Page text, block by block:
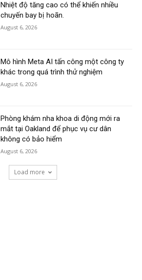
Nhiệt độ tăng cao có thể khiến nhiều
chuyến bay bị hoãn.
August 6, 2026
Mô hình Meta AI tấn công một công ty
khác trong quá trình thử nghiệm
August 6, 2026
Phòng khám nha khoa di động mới ra
mắt tại Oakland để phục vụ cư dân
không có bảo hiểm
August 6, 2026
Load more